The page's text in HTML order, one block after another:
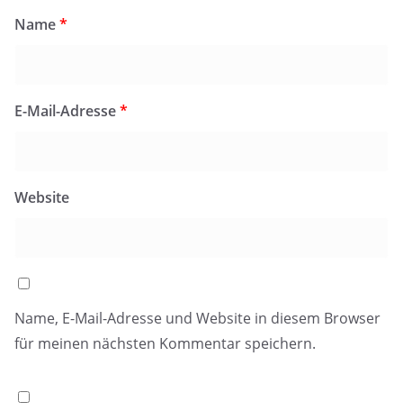
Name*
E-Mail-Adresse*
Website
Name, E-Mail-Adresse und Website in diesem Browser
für meinen nächsten Kommentar speichern.